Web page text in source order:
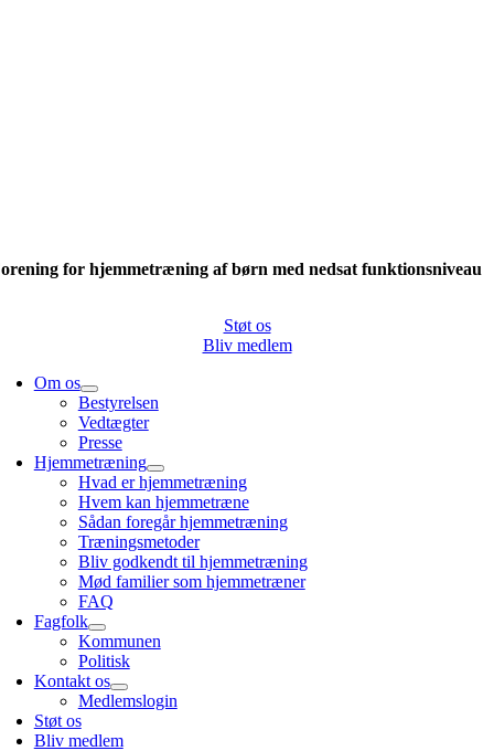
for hjemmetræning af børn med nedsat funktionsniveau
Støt os
Bliv medlem
Om os
Bestyrelsen
Vedtægter
Presse
Hjemmetræning
Hvad er hjemmetræning
Hvem kan hjemmetræne
Sådan foregår hjemmetræning
Træningsmetoder
Bliv godkendt til hjemmetræning
Mød familier som hjemmetræner
FAQ
Fagfolk
Kommunen
Politisk
Kontakt os
Medlemslogin
Støt os
Bliv medlem